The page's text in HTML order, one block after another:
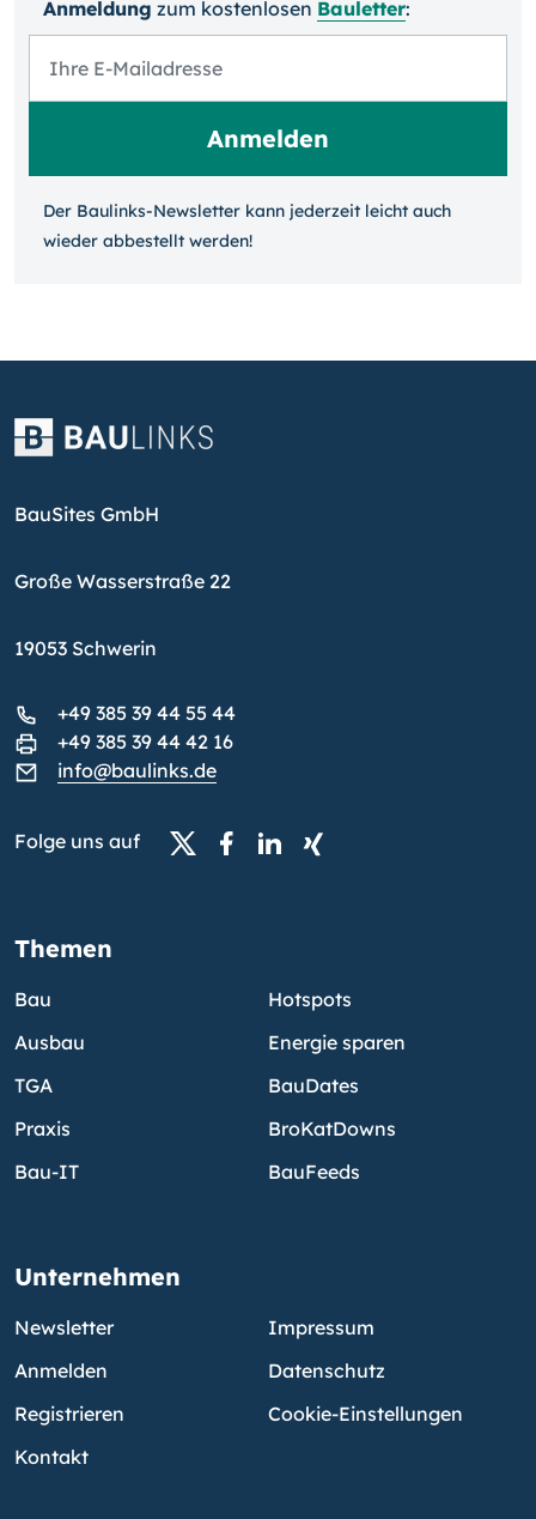
Anmeldung zum kosten­losen Bauletter:
Der Baulinks-Newsletter kann jeder­zeit leicht auch
wieder ab­bestellt werden!
BauSites GmbH
Große Wasserstraße 22
19053 Schwerin
+49 385 39 44 55 44
+49 385 39 44 42 16
info@baulinks.de
Folge uns auf
Themen
Bau
Ausbau
TGA
Praxis
Bau-IT
Hotspots
Energie sparen
BauDates
BroKatDowns
BauFeeds
Unternehmen
Newsletter
Anmelden
Registrieren
Kontakt
Impressum
Datenschutz
Cookie-Einstellungen